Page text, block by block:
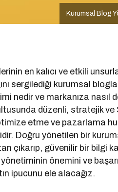
Kurumsal Blog
en kalıcı ve etkili
sergilediği kurumsal
nedir ve markanıza
düzenli, stratejik
etme ve pazarlama
Doğru yönetilen bir
çıkarıp, güvenilir bir bilgi
önemini ve
ipucunu ele alacağız.